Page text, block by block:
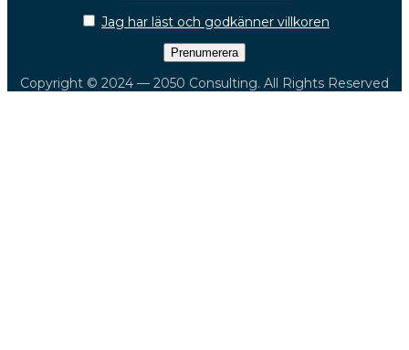
Jag har läst och godkänner villkoren
Copyright © 2024 — 2050 Consulting. All Rights Reserved